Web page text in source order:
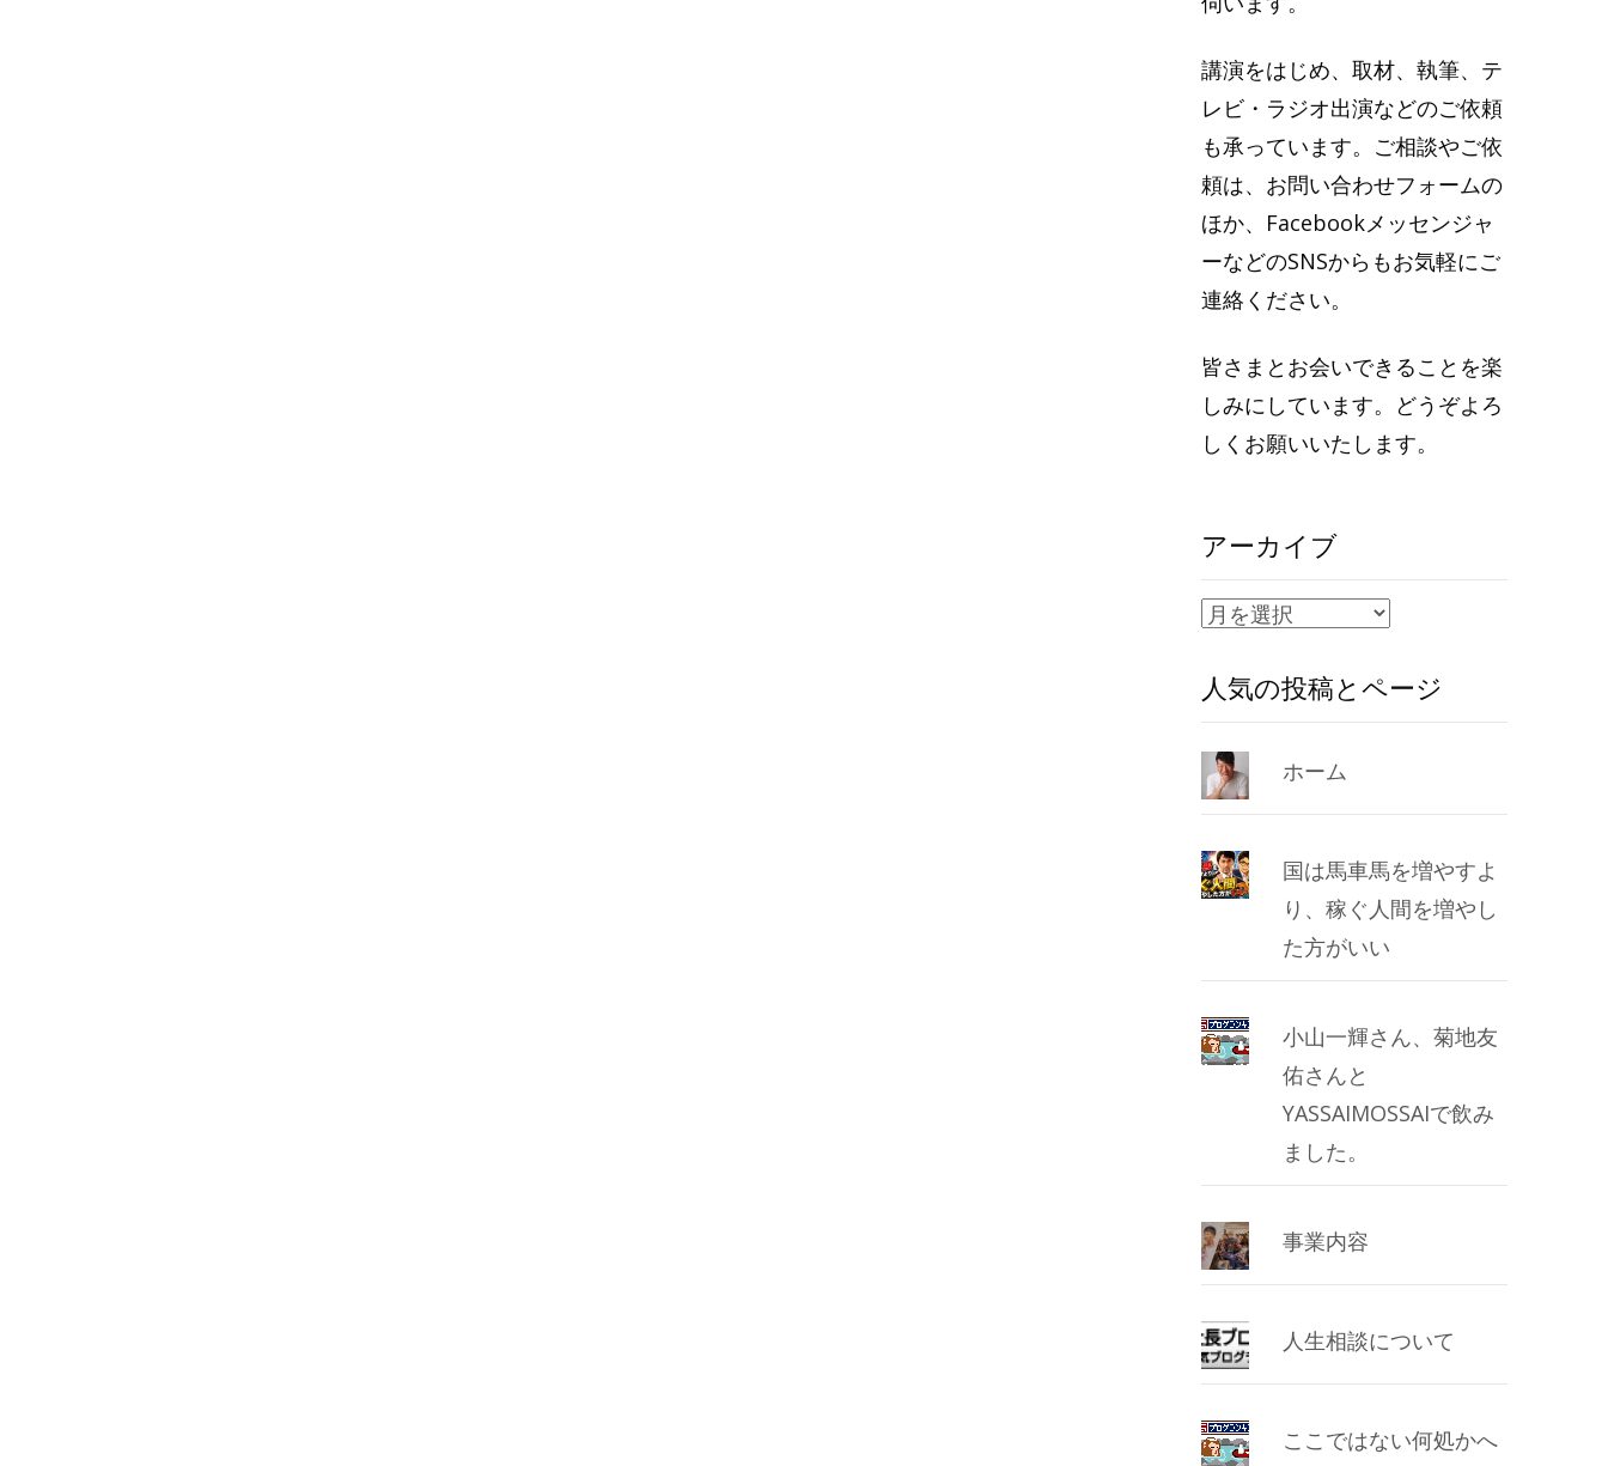
講演をはじめ、取材、執筆、テ
レビ・ラジオ出演などのご依頼
も承っています。ご相談やご依
頼は、お問い合わせフォームの
ほか、Facebookメッセンジャ
ーなどのSNSからもお気軽にご
連絡ください。
皆さまとお会いできることを楽
しみにしています。どうぞよろ
しくお願いいたします。
アーカイブ
ア
カ
イ
ブ
人気の投稿とページ
ホーム
国は馬車馬を増やすよ
り、稼ぐ人間を増やし
た方がいい
小山一輝さん、菊地友
佑さんと
YASSAIMOSSAIで飲み
ました。
事業内容
人生相談について
ここではない何処かへ